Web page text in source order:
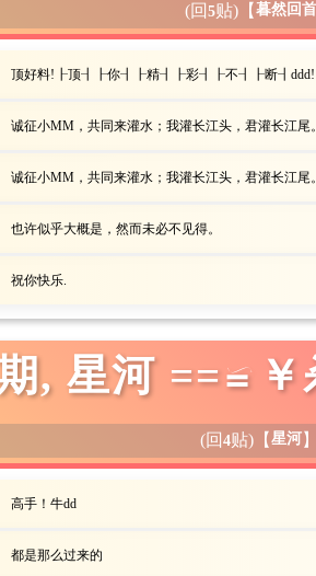
(回5贴) 【暮然回
顶好料!┠顶┨┠你┨┠精┨┠彩┨┠不┨┠断┨ddd!
诚征小MM，共同来灌水；我灌长江头，君灌长江尾
诚征小MM，共同来灌水；我灌长江头，君灌长江尾
也许似乎大概是，然而未必不见得。
祝你快乐.
, 星河 ==≌
(回 4贴)【 星河
高手！牛dd
都是那么过来的